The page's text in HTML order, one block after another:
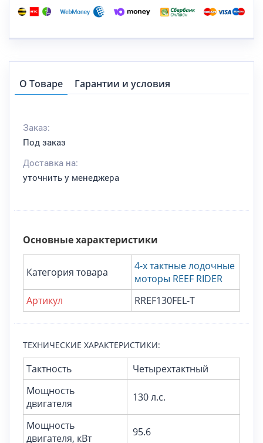
О Товаре Гарантии и условия
Заказ:
Под заказ
Доставка на:
уточнить у менеджера
Основные характеристики
Категория товара
4-х тактные лодочные
моторы REEF RIDER
Артикул
RREF130FEL-T
ТЕХНИЧЕСКИЕ ХАРАКТЕРИСТИКИ:
Тактность
Четырехтактный
Мощность
двигателя
130 л.с.
Мощность
двигателя, кВт
95.6